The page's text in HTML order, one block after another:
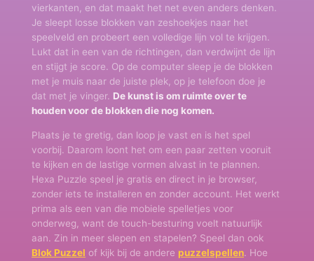
vierkanten, en dat maakt het net even anders denken.
Je sleept losse blokken van zeshoekjes naar het
speelveld en probeert een volledige lijn vol te krijgen.
Lukt dat in een van de richtingen, dan verdwijnt de lijn
en stijgt je score. Op de computer sleep je de blokken
met je muis naar de juiste plek, op je telefoon doe je
dat met je vinger. De kunst is om ruimte over te
houden voor de blokken die nog komen.
Plaats je te gretig, dan loop je vast en is het spel
voorbij. Daarom loont het om een paar zetten vooruit
te kijken en de lastige vormen alvast in te plannen.
Hexa Puzzle speel je gratis en direct in je browser,
zonder iets te installeren en zonder account. Het werkt
prima als een van die mobiele spelletjes voor
onderweg, want de touch-besturing voelt natuurlijk
aan. Zin in meer slepen en stapelen? Speel dan ook
Blok Puzzel of kijk bij de andere puzzelspellen. Hoe